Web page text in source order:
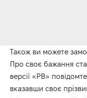
Також ви можете
Про своє бажання
версії «РВ»
вказавши своє